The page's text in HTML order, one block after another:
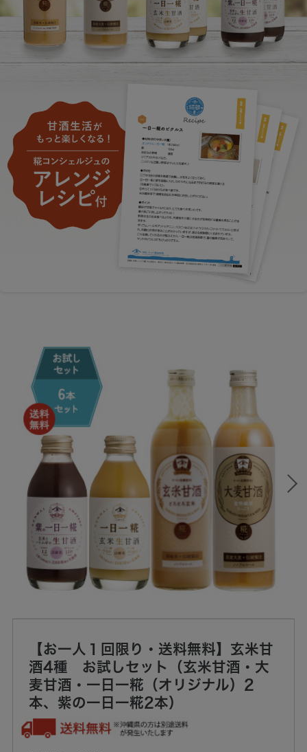
【お一人１回限り・送料無料】玄米甘
酒4種 お試しセット（玄米甘酒・大
麦甘酒・一日一糀（オリジナル）2
本、紫の一日一糀2本）